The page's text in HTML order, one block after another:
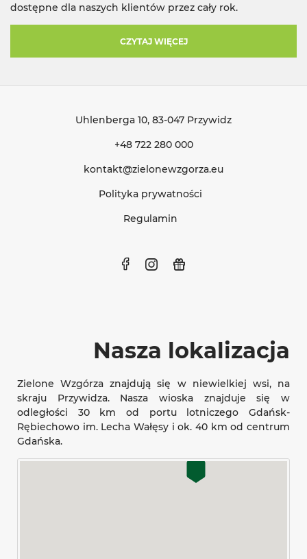
dostępne dla naszych klientów przez cały rok.
CZYTAJ WIĘCEJ
Uhlenberga 10, 83-047 Przywidz
+48 722 280 000
kontakt@zielonewzgorza.eu
Polityka prywatności
Regulamin
Nasza lokalizacja
Zielone Wzgórza znajdują się w niewielkiej wsi, na
skraju Przywidza. Nasza wioska znajduje się w
odległości 30 km od portu lotniczego Gdańsk-
Rębiechowo im. Lecha Wałęsy i ok. 40 km od centrum
Gdańska.